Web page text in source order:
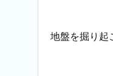
地盤を掘り起